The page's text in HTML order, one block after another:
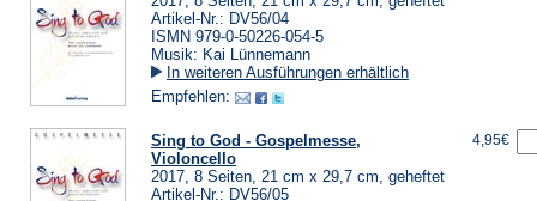
Artikel-Nr.: DV56/04
ISMN 979-0-50226-054-5
Musik: Kai Lünnemann
In weiteren Ausführungen erhältlich
Empfehlen:
Sing to God - Gospelmesse,
Violoncello
2017, 8 Seiten, 21 cm x 29,7 cm, geheftet
Artikel-Nr.: DV56/05
4,95€